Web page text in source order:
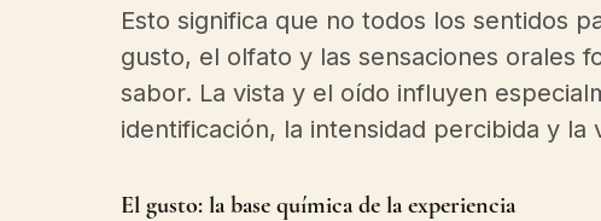
Esto significa que no todos los sentidos
gusto, el olfato y las sensaciones orales
sabor. La vista y el oído influyen
identificación, la intensidad percibida y la
El gusto: la base química de la experiencia